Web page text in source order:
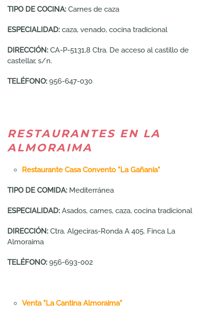
TIPO DE COCINA: Carnes de caza
ESPECIALIDAD: caza, venado, cocina tradicional
DIRECCIÓN: CA-P-5131,8 Ctra. De acceso al castillo de
castellar, s/n.
TELÉFONO: 956-647-030
RESTAURANTES EN LA
ALMORAIMA
Restaurante Casa Convento "La Gañanía"
TIPO DE COMIDA: Mediterránea
ESPECIALIDAD: Asados, carnes, caza, cocina tradicional
DIRECCIÓN: Ctra. Algeciras-Ronda A 405. Finca La
Almoraima
TELÉFONO: 956-693-002
Venta "La Cantina Almoraima"